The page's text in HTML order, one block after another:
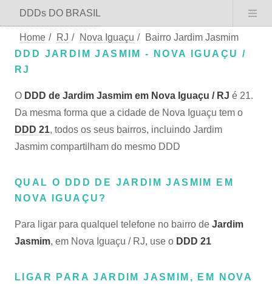
DDDs DO BRASIL
Home / RJ / Nova Iguaçu /
Bairro Jardim Jasmim
DDD JARDIM JASMIM - NOVA IGUAÇU /
RJ
O DDD de Jardim Jasmim em Nova Iguaçu / RJ é 21.
Da mesma forma que a cidade de Nova Iguaçu tem o
DDD 21, todos os seus bairros, incluindo Jardim
Jasmim compartilham do mesmo DDD
QUAL O DDD DE JARDIM JASMIM EM
NOVA IGUAÇU?
Para ligar para qualquel telefone no bairro de Jardim
Jasmim, em Nova Iguaçu / RJ, use o DDD 21
LIGAR PARA JARDIM JASMIM, EM NOVA